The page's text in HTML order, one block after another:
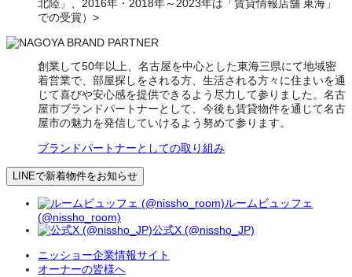
北陸」、2016年・2018年～2023年は「賃貸情報店舗 東海」
での受賞）>
創業して50年以上、名古屋を中心とした東海三県にて地域密
着営業で、部屋探しをされる方、生活される方々に住まいを通
じて喜びや安心感を提供できるよう尽力して参りました。名古
屋市ブランドパートナーとして、今後も賃貸物件を通じて名古
屋市の魅力を発信していけるよう努めて参ります。
ブランドパートナーとしての取り組み
LINEで新着物件をお知らせ
ルームビュッフェ
(@nissho_room)
公式X (@nissho_JP)
ニッショー企業情報サイト
オーナーの皆様へ